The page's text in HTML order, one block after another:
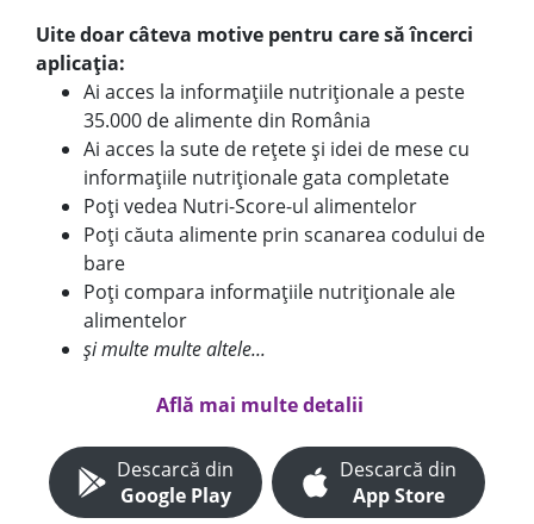
Uite doar câteva motive pentru care să încerci
aplicația:
Ai acces la informațiile nutriționale a peste
35.000 de alimente din România
Ai acces la sute de rețete și idei de mese cu
informațiile nutriționale gata completate
Poți vedea Nutri-Score-ul alimentelor
Poți căuta alimente prin scanarea codului de
bare
Poți compara informațiile nutriționale ale
alimentelor
și multe multe altele...
Află mai multe detalii
Descarcă din
Google Play
Descarcă din
App Store